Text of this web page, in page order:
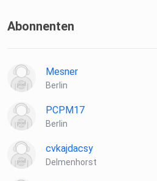
Abonnenten
Mesner
Berlin
PCPM17
Berlin
cvkajdacsy
Delmenhorst